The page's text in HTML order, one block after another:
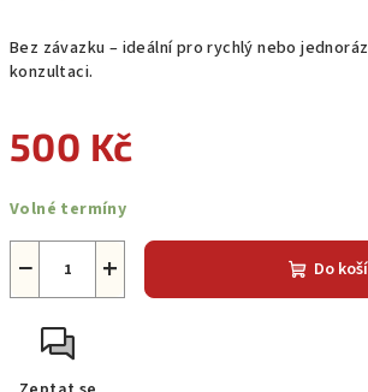
Bez závazku – ideální pro rychlý nebo
konzultaci.
500 Kč
cena:
Volné termíny
+
− Do